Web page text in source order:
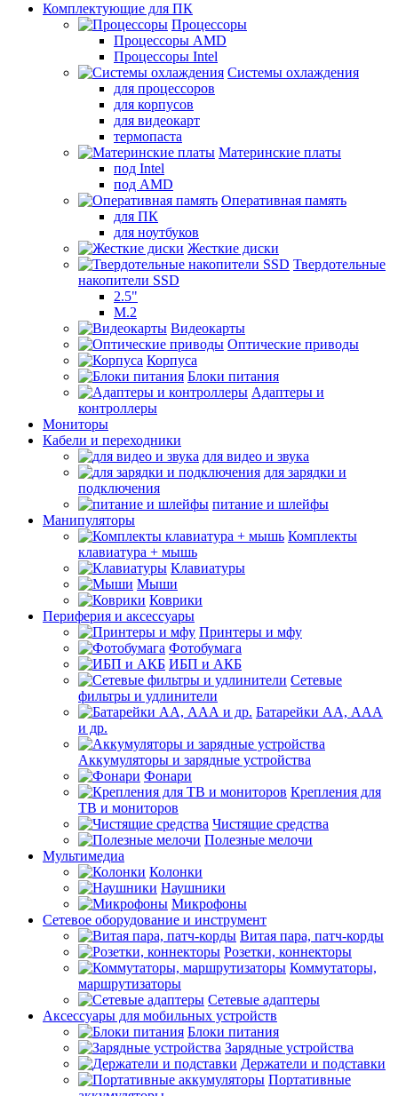
Комплектующие для ПК
Процессоры
Процессоры AMD
Процессоры Intel
Системы охлаждения
для процессоров
для корпусов
для видеокарт
термопаста
Материнские платы
под Intel
под AMD
Оперативная память
для ПК
для ноутбуков
Жесткие диски
Твердотельные
накопители SSD
2.5"
M.2
Видеокарты
Оптические приводы
Корпуса
Блоки питания
Адаптеры и
контроллеры
Мониторы
Кабели и переходники
для видео и звука
для зарядки и
подключения
питание и шлейфы
Манипуляторы
Комплекты
клавиатура + мышь
Клавиатуры
Мыши
Коврики
Периферия и аксессуары
Принтеры и мфу
Фотобумага
ИБП и АКБ
Сетевые
фильтры и удлинители
Батарейки АА, ААА
и др.
Аккумуляторы и зарядные устройства
Фонари
Крепления для
ТВ и мониторов
Чистящие средства
Полезные мелочи
Мультимедиа
Колонки
Наушники
Микрофоны
Сетевое оборудование и инструмент
Витая пара, патч-корды
Розетки, коннекторы
Коммутаторы,
маршрутизаторы
Сетевые адаптеры
Аксессуары для мобильных устройств
Блоки питания
Зарядные устройства
Держатели и подставки
Портативные